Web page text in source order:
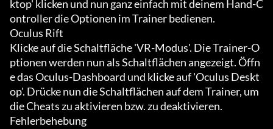
ktop' klicken und nun ganz einfach mit deinem Hand-C
ontroller die Optionen im Trainer bedienen.
Oculus Rift
Klicke auf die Schaltfläche 'VR-Modus'. Die Trainer-O
ptionen werden nun als Schaltflächen angezeigt. Öffn
e das Oculus-Dashboard und klicke auf 'Oculus Deskt
op'. Drücke nun die Schaltflächen auf dem Trainer, um
die Cheats zu aktivieren bzw. zu deaktivieren.
Fehlerbehebung